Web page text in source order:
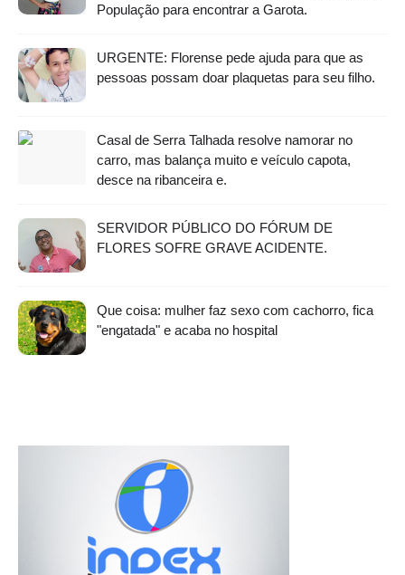
População para encontrar a Garota.
URGENTE: Florense pede ajuda para que as
pessoas possam doar plaquetas para seu filho.
Casal de Serra Talhada resolve namorar no
carro, mas balança muito e veículo capota,
desce na ribanceira e.
SERVIDOR PÚBLICO DO FÓRUM DE
FLORES SOFRE GRAVE ACIDENTE.
Que coisa: mulher faz sexo com cachorro, fica
"engatada" e acaba no hospital